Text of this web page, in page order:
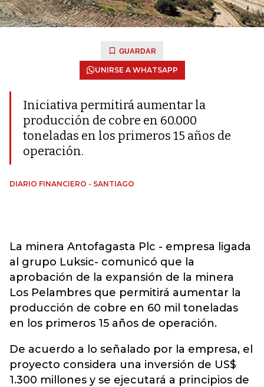
GUARDAR
UNIRSE A WHATSAPP
Iniciativa permitirá aumentar la
producción de cobre en 60.000
toneladas en los primeros 15 años de
operación.
DIARIO FINANCIERO - SANTIAGO
La minera Antofagasta Plc - empresa ligada
al grupo Luksic- comunicó que la
aprobación de la expansión de la minera
Los Pelambres que permitirá aumentar la
producción de cobre en 60 mil toneladas
en los primeros 15 años de operación.
De acuerdo a lo señalado por la empresa, el
proyecto considera una inversión de US$
1.300 millones y se ejecutará a principios de